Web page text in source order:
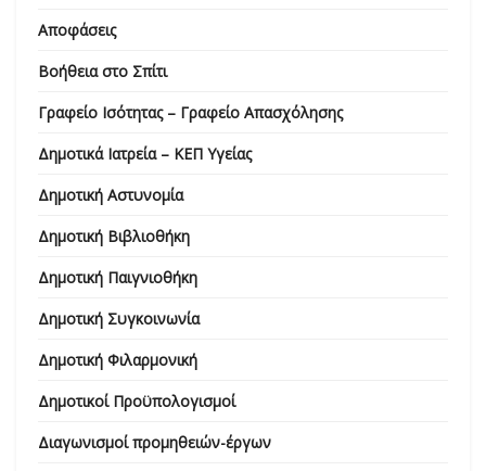
Αποφάσεις
Βοήθεια στο Σπίτι
Γραφείο Ισότητας – Γραφείο Απασχόλησης
Δημοτικά Ιατρεία – ΚΕΠ Υγείας
Δημοτική Αστυνομία
Δημοτική Βιβλιοθήκη
Δημοτική Παιγνιοθήκη
Δημοτική Συγκοινωνία
Δημοτική Φιλαρμονική
Δημοτικοί Προϋπολογισμοί
Διαγωνισμοί προμηθειών-έργων